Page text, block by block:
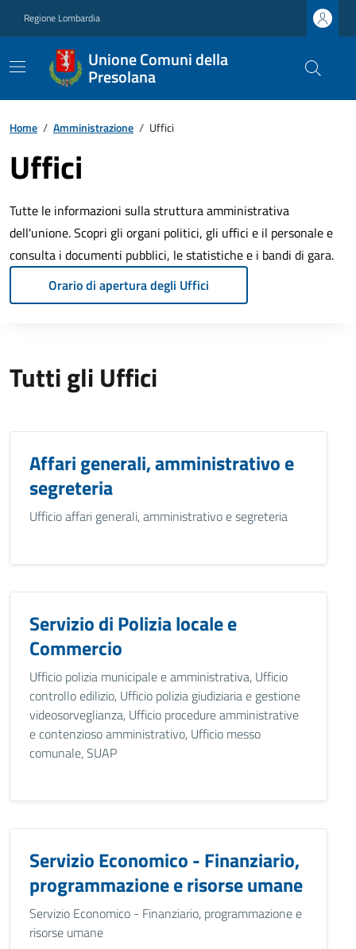
Regione Lombardia
Unione Comuni della
Presolana
Home / Amministrazione / Uffici
Uffici
Tutte le informazioni sulla struttura amministrativa
dell'unione. Scopri gli organi politici, gli uffici e il personale e
consulta i documenti pubblici, le statistiche e i bandi di gara.
Orario di apertura degli Uffici
Tutti gli Uffici
Affari generali, amministrativo e
segreteria
Ufficio affari generali, amministrativo e segreteria
Servizio di Polizia locale e
Commercio
Ufficio polizia municipale e amministrativa, Ufficio
controllo edilizio, Ufficio polizia giudiziaria e gestione
videosorveglianza, Ufficio procedure amministrative
e contenzioso amministrativo, Ufficio messo
comunale, SUAP
Servizio Economico - Finanziario,
programmazione e risorse umane
Servizio Economico - Finanziario, programmazione e
risorse umane